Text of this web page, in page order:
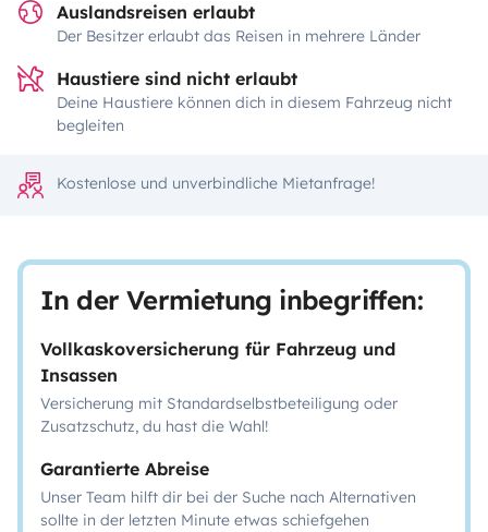
Auslandsreisen erlaubt
Der Besitzer erlaubt das Reisen in mehrere Länder
Haustiere sind nicht erlaubt
Deine Haustiere können dich in diesem Fahrzeug nicht
begleiten
Kostenlose und unverbindliche Mietanfrage!
In der Vermietung inbegriffen:
Vollkaskoversicherung für Fahrzeug und
Insassen
Versicherung mit Standardselbstbeteiligung oder
Zusatzschutz, du hast die Wahl!
Garantierte Abreise
Unser Team hilft dir bei der Suche nach Alternativen
sollte in der letzten Minute etwas schiefgehen